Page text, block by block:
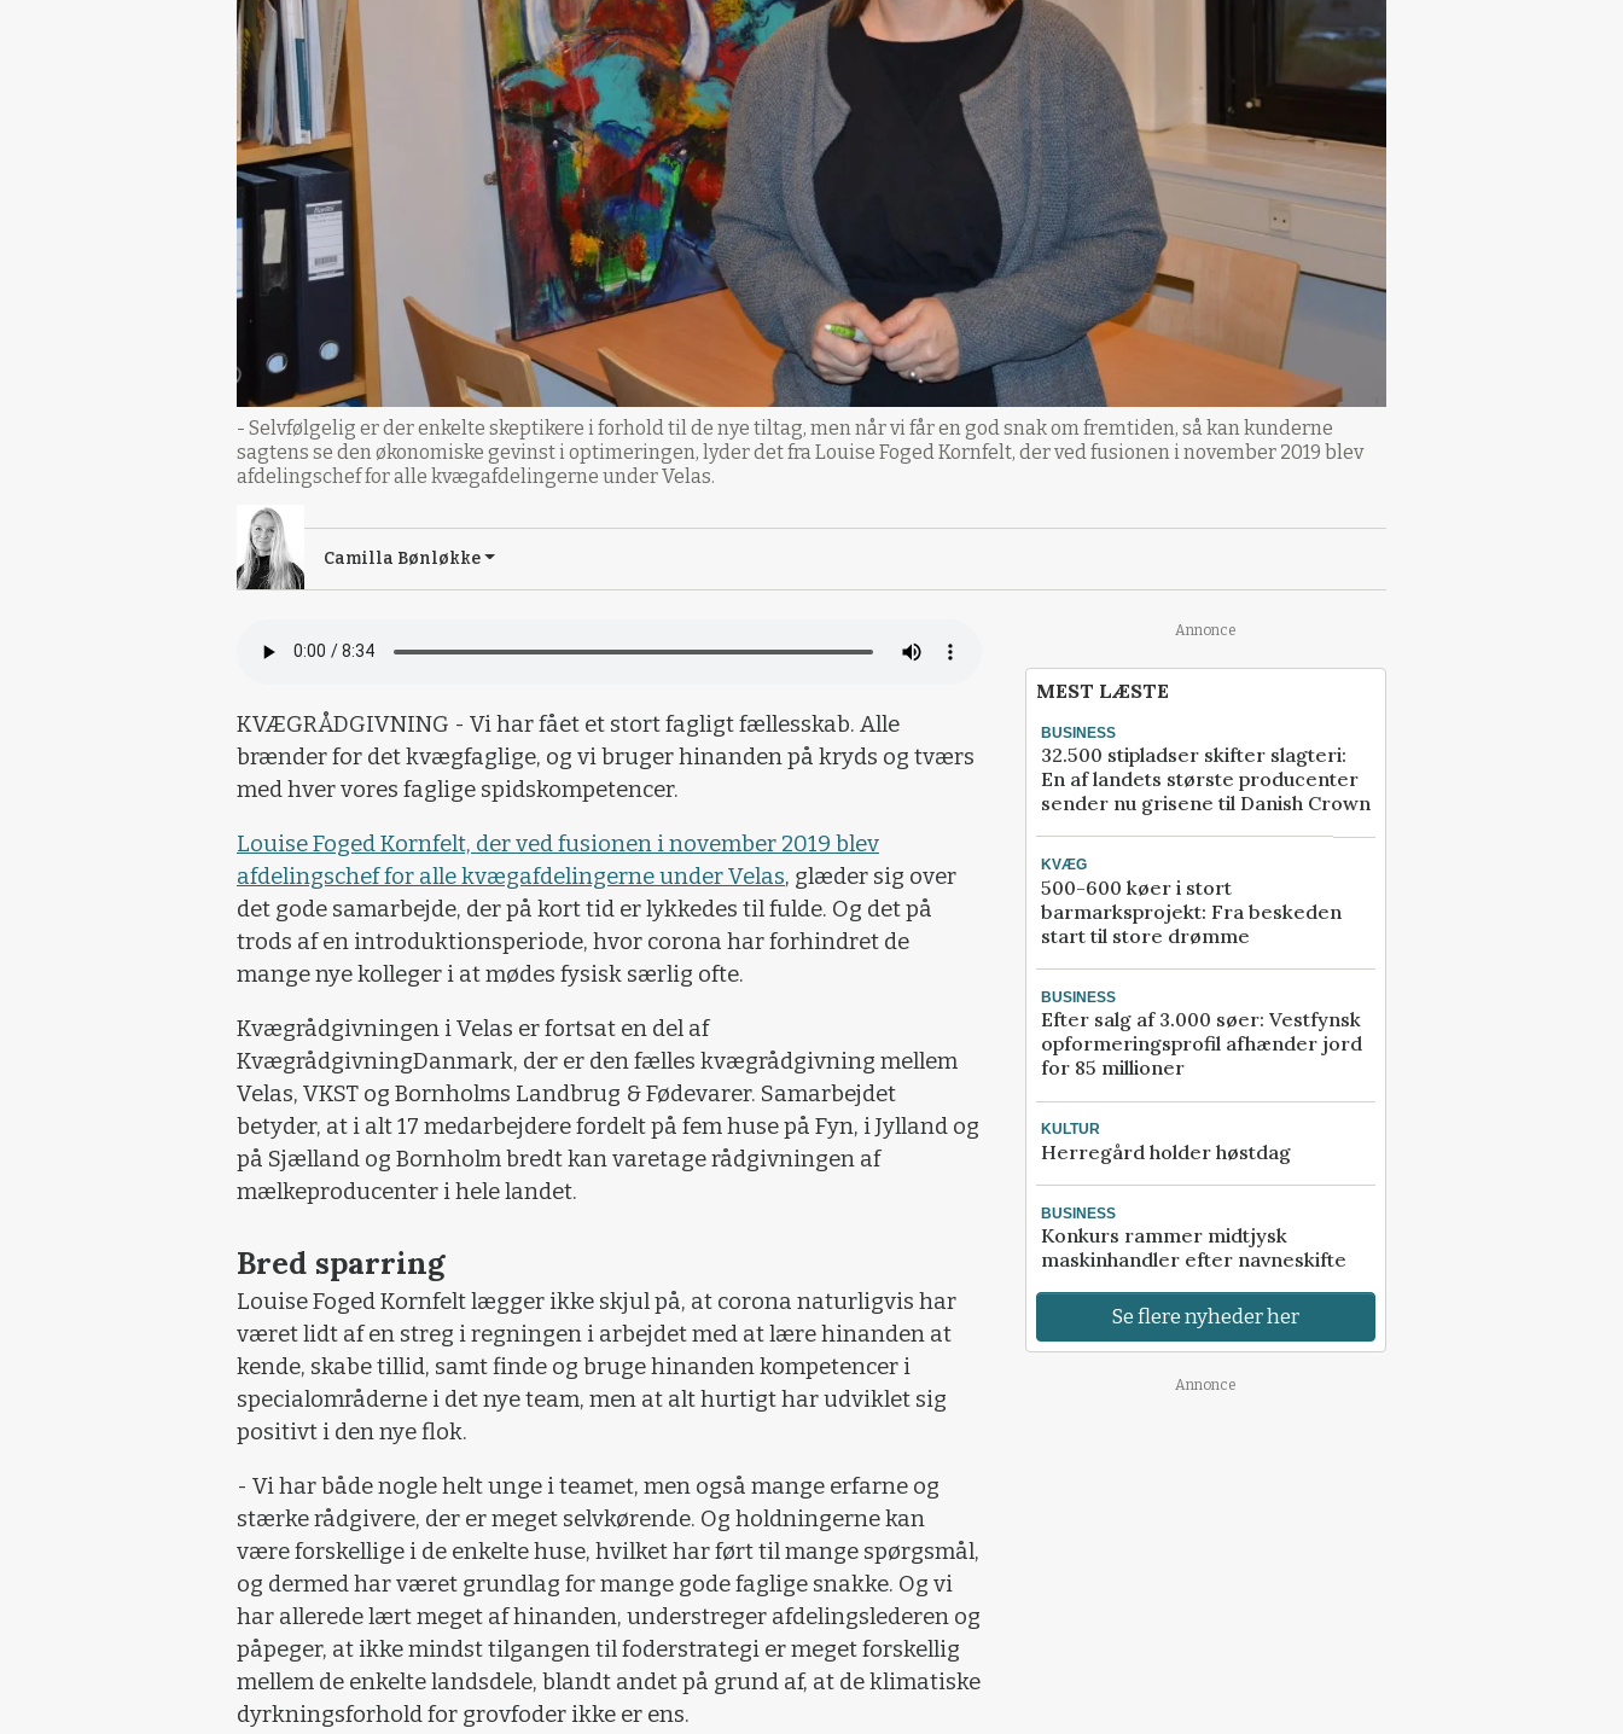
- Selvfølgelig er der enkelte skeptikere i forhold til de nye tiltag, men når vi får en god snak om fremtiden, så kan kunderne
sagtens se den økonomiske gevinst i optimeringen, lyder det fra Louise Foged Kornfelt, der ved fusionen i november 2019 blev
afdelingschef for alle kvægafdelingerne under Velas.
Camilla Bønløkke
KVÆGRÅDGIVNING - Vi har fået et stort fagligt fællesskab. Alle
brænder for det kvægfaglige, og vi bruger hinanden på kryds og tværs
med hver vores faglige spidskompetencer.
Louise Foged Kornfelt, der ved fusionen i november 2019 blev
afdelingschef for alle kvægafdelingerne under Velas, glæder sig over
det gode samarbejde, der på kort tid er lykkedes til fulde. Og det på
trods af en introduktionsperiode, hvor corona har forhindret de
mange nye kolleger i at mødes fysisk særlig ofte.
Kvægrådgivningen i Velas er fortsat en del af
KvægrådgivningDanmark, der er den fælles kvægrådgivning mellem
Velas, VKST og Bornholms Landbrug & Fødevarer. Samarbejdet
betyder, at i alt 17 medarbejdere fordelt på fem huse på Fyn, i Jylland og
på Sjælland og Bornholm bredt kan varetage rådgivningen af
mælkeproducenter i hele landet.
Bred sparring
Louise Foged Kornfelt lægger ikke skjul på, at corona naturligvis har
været lidt af en streg i regningen i arbejdet med at lære hinanden at
kende, skabe tillid, samt finde og bruge hinanden kompetencer i
specialområderne i det nye team, men at alt hurtigt har udviklet sig
positivt i den nye flok.
- Vi har både nogle helt unge i teamet, men også mange erfarne og
stærke rådgivere, der er meget selvkørende. Og holdningerne kan
være forskellige i de enkelte huse, hvilket har ført til mange spørgsmål,
og dermed har været grundlag for mange gode faglige snakke. Og vi
har allerede lært meget af hinanden, understreger afdelingslederen og
påpeger, at ikke mindst tilgangen til foderstrategi er meget forskellig
mellem de enkelte landsdele, blandt andet på grund af, at de klimatiske
dyrkningsforhold for grovfoder ikke er ens.
Annonce
MEST LÆSTE
BUSINESS
32.500 stipladser skifter slagteri:
En af landets største producenter
sender nu grisene til Danish Crown
KVÆG
500-600 køer i stort
barmarksprojekt: Fra beskeden
start til store drømme
BUSINESS
Efter salg af 3.000 søer: Vestfynsk
opformeringsprofil afhænder jord
for 85 millioner
KULTUR
Herregård holder høstdag
BUSINESS
Konkurs rammer midtjysk
maskinhandler efter navneskifte
Se flere nyheder her
Annonce